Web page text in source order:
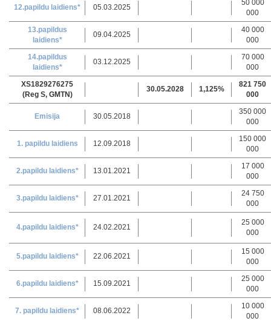
12.papildu laidiens* 05.03.2025
50 000
000
13.papildus
laidiens*
09.04.2025
40 000
000
14.papildus
laidiens*
03.12.2025
70 000
000
XS1829276275
(Reg S, GMTN)
30.05.2028 1,125%
821 750
000
Emisija 30.05.2018
350 000
000
1. papildu laidiens 12.09.2018
150 000
000
2.papildu laidiens* 13.01.2021
17 000
000
3.papildu laidiens* 27.01.2021
24 750
000
4.papildu laidiens* 24.02.2021
25 000
000
5.papildu laidiens* 22.06.2021
15 000
000
6.papildu laidiens* 15.09.2021
25 000
000
7. papildu laidiens* 08.06.2022
10 000
000